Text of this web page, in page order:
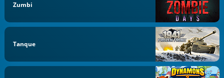
Zumbi
Tanque